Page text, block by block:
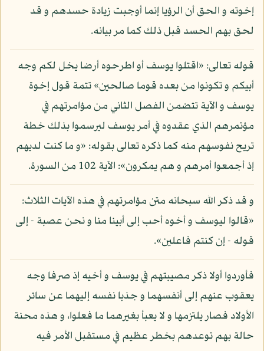
إخوته و الحق أن الرؤيا إنما أوجبت زيادة حسدهم و قد
لحق بهم الحسد قبل ذلك كما مر بيانه.
قوله تعالى: «اقتلوا يوسف أو اطرحوه أرضا يخل لكم وجه
أبيكم و تكونوا من بعده قوما صالحين» تتمة قول إخوة
يوسف و الآية تتضمن الفصل الثاني من مؤامرتهم في
مؤتمرهم الذي عقدوه في أمر يوسف ليرسموا بذلك خطة
تريح نفوسهم منه كما ذكره تعالى بقوله: «و ما كنت لديهم
إذ أجمعوا أمرهم و هم يمكرون»: الآية 102 من السورة.
و قد ذكر الله سبحانه متن مؤامرتهم في هذه الآيات الثلاث:
«قالوا ليوسف و أخوه أحب إلى أبينا منا و نحن عصبة - إلى
قوله - إن كنتم فاعلين».
فأوردوا أولا ذكر مصيبتهم في يوسف و أخيه إذ صرفا وجه
يعقوب عنهم إلى أنفسهما و جذبا نفسه إليهما عن سائر
الأولاد فصار يلتزمها و لا يعبأ بغيرهما ما فعلوا، و هذه محنة
حالة بهم توعدهم بخطر عظيم في مستقبل الأمر فيه